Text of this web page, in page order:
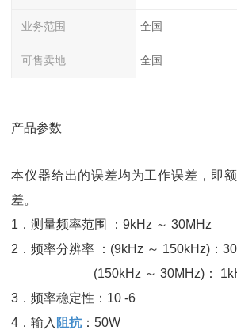
业务范围 全国
可售卖地 全国
产品参数
本仪器给出的误差均为工作误差，即
差。
1．测量频率范围 ：9kHz ～ 30MHz
2．频率分辨率 ：(9kHz ～ 150kHz)：
(150kHz ～ 30MHz)：
3．频率稳定性：10 -6
4．输入 阻抗：50W